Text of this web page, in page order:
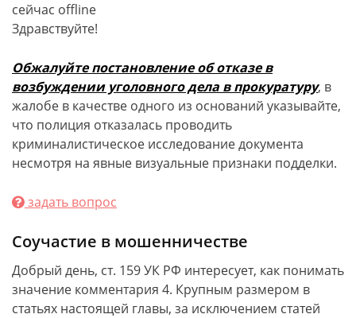
сейчас offline
Здравствуйте!
Обжалуйте постановление об отказе в
возбуждении уголовного дела в прокуратуру, в
жалобе в качестве одного из оснований указывайте,
что полиция отказалась проводить
криминалистическое исследование документа
несмотря на явные визуальные признаки подделки.
задать вопрос
Соучастие в мошенничестве
Добрый день, ст. 159 УК РФ интересует, как понимать
значение комментария 4. Крупным размером в
статьях настоящей главы, за исключением статей